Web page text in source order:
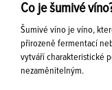
Co je šumivé
Šumivé víno je víno,
přirozeně fermentací
vytváří charakteristické
nezaměnitelným.